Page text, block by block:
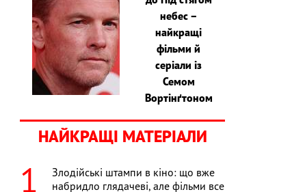
небес –
найкращі
фільми й
серіали із
Семом
Вортінґтоном
НАЙКРАЩІ МАТЕРІАЛИ
Злодійські штампи в кіно: що вже
набридло глядачеві, але фільми все